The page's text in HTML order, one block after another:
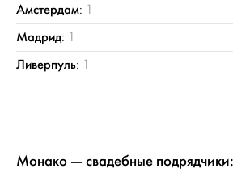
Амстердам: 1
Мадрид: 1
Ливерпуль: 1
Монако — свадебные подрядчики: